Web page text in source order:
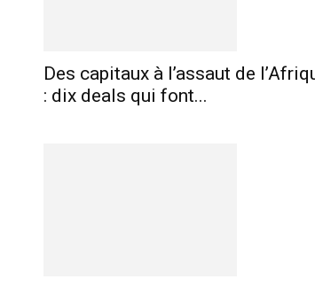
Des capitaux à l’assaut de
: dix deals qui font...